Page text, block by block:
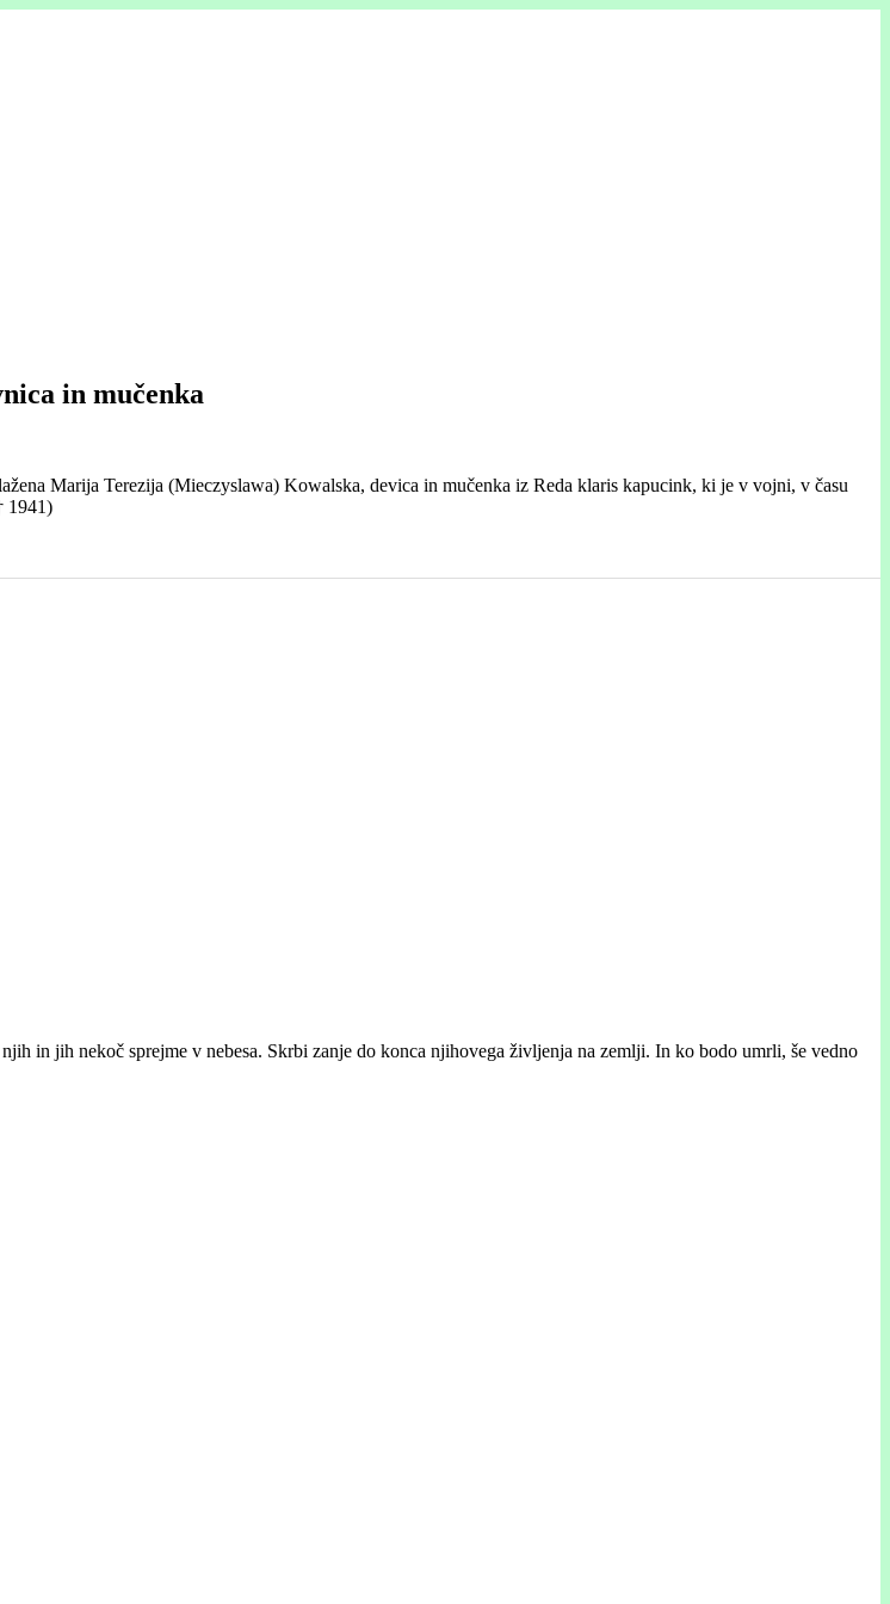
in mučenka
Marija Terezija (Mieczyslawa) Kowalska, devica in mučenka iz Reda klaris kapucink, ki je v vojni, v času
1941)
in jih nekoč sprejme v nebesa. Skrbi zanje do konca njihovega življenja na zemlji. In ko bodo umrli, še vedno